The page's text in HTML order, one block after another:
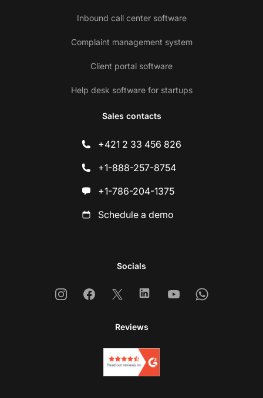
Inbound call center software
Complaint management system
Client portal software
Help desk software for startups
Sales contacts
+421 2 33 456 826
+1-888-257-8754
+1-786-204-1375
Schedule a demo
Socials
InstagramFacebook
X LinkedinYoutubeWhatsapp
Reviews